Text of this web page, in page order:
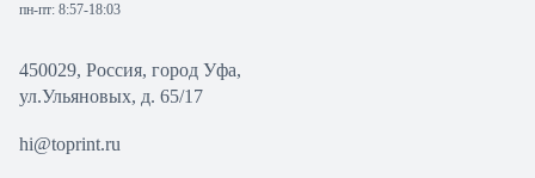
пн-пт: 8:57-18:03
450029, Россия, город Уфа,
ул.Ульяновых, д. 65/17
hi@toprint.ru